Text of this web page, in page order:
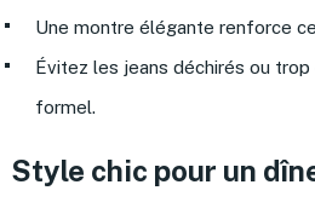
Une montre élégante renforce
Évitez les jeans déchirés ou
formel.
Style chic pour un